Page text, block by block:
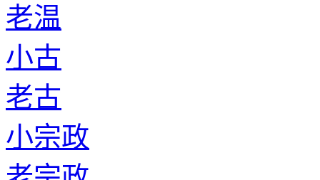
老温
小古
老古
小宗政